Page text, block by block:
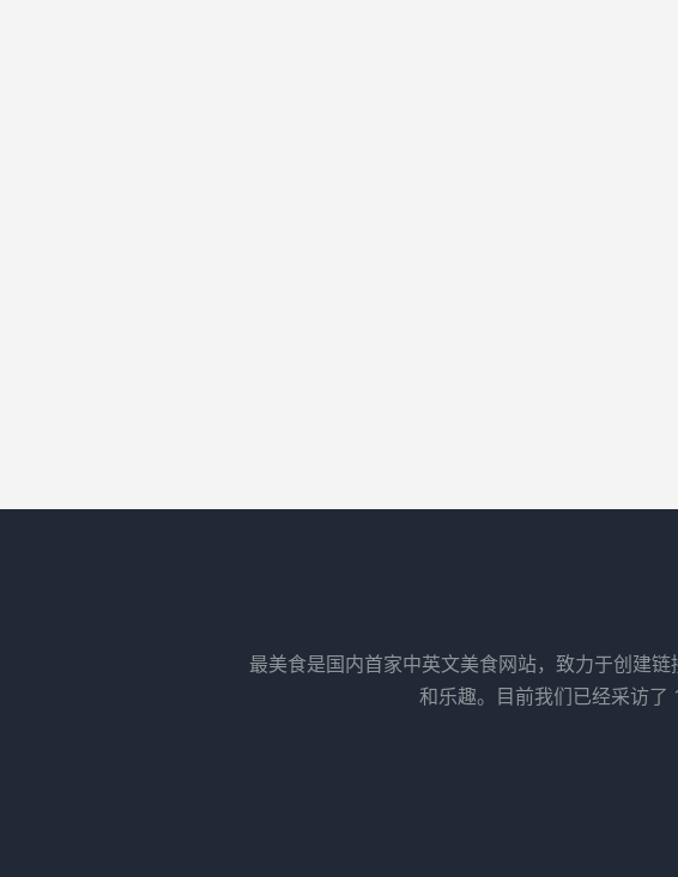
最美食是国内首家中英文美食网站，致力于创建
和乐趣。目前我们已经采访了